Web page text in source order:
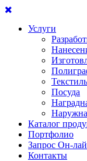
Услуги
Текстиль
Посуда
Каталог
Портфолио
Запрос Он-
Контакты